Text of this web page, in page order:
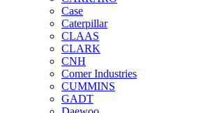
Case
Caterpillar
CLAAS
CLARK
CNH
Comer Industries
CUMMINS
GADT